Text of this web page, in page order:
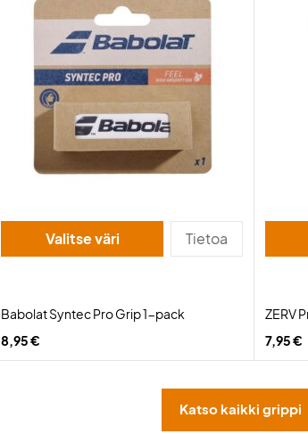
Valitse väri Tietoa
Babolat Syntec Pro Grip 1-pack
8,95 €
ZERV
7,95 €
Katso kaikki grippi